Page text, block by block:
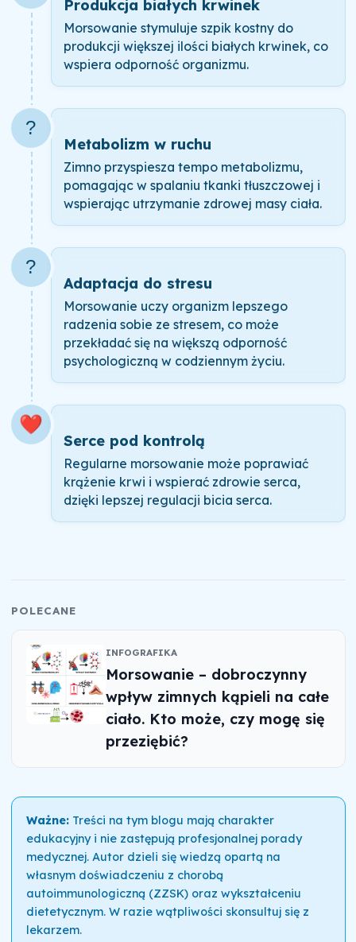
Produkcja białych krwinek
Morsowanie stymuluje szpik kostny do
produkcji większej ilości białych krwinek, co
wspiera odporność organizmu.
?
Metabolizm w ruchu
Zimno przyspiesza tempo metabolizmu,
pomagając w spalaniu tkanki tłuszczowej i
wspierając utrzymanie zdrowej masy ciała.
?
Adaptacja do stresu
Morsowanie uczy organizm lepszego
radzenia sobie ze stresem, co może
przekładać się na większą odporność
psychologiczną w codziennym życiu.
❤️
Serce pod kontrolą
Regularne morsowanie może poprawiać
krążenie krwi i wspierać zdrowie serca,
dzięki lepszej regulacji bicia serca.
POLECANE
INFOGRAFIKA
Morsowanie – dobroczynny
wpływ zimnych kąpieli na całe
ciało. Kto może, czy mogę się
przeziębić?
Ważne:Treści na tym blogu mają charakter
edukacyjny i nie zastępują profesjonalnej porady
medycznej. Autor dzieli się wiedzą opartą na
własnym doświadczeniu z chorobą
autoimmunologiczną (ZZSK) oraz wykształceniu
dietetycznym. W razie wątpliwości skonsultuj się z
lekarzem.